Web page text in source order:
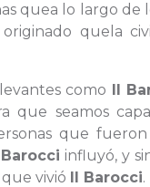
quea lo largo de
quela
como Il
que seamos
que fueron
influyó, y
vivió Il Barocci.